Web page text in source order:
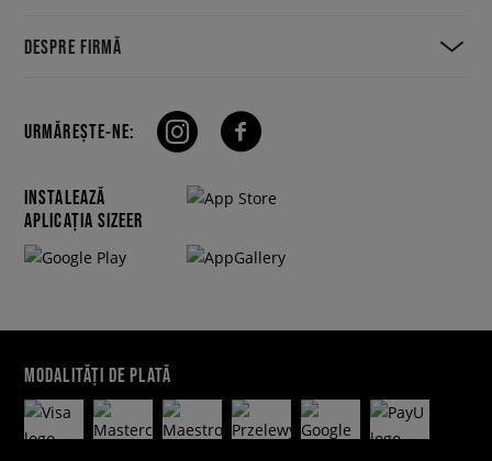
DESPRE FIRMĂ
URMĂREȘTE-NE:
INSTALEAZĂ
APLICAȚIA SIZEER
MODALITĂȚI DE PLATĂ